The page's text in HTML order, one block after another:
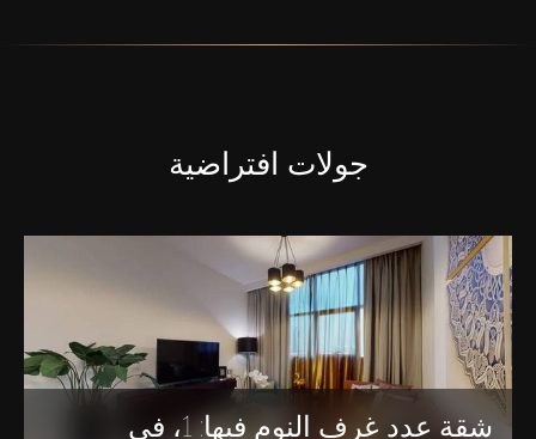
جولات افتراضية
شقة عدد غرف النوم فيها: 1، في